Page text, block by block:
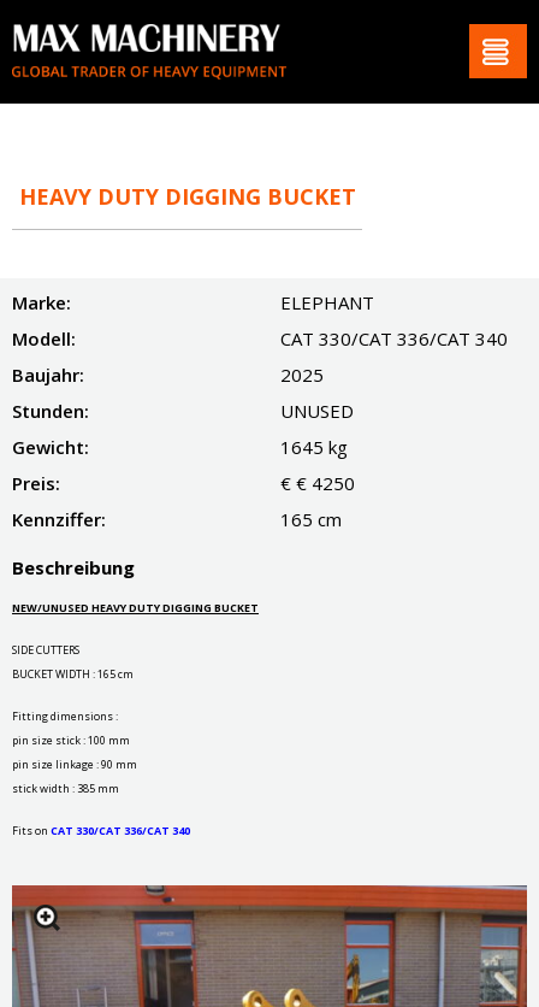
HEAVY DUTY DIGGING BUCKET
Marke:
ELEPHANT
Modell:
CAT 330/CAT 336/CAT 340
Baujahr:
2025
Stunden:
UNUSED
Gewicht:
1645 kg
Preis:
€ € 4250
Kennziffer:
165 cm
Beschreibung
NEW/UNUSED HEAVY DUTY DIGGING BUCKET
SIDE CUTTERS
BUCKET WIDTH : 165 cm
Fitting dimensions :
pin size stick : 100 mm
pin size linkage : 90 mm
stick width : 385 mm
Fits on CAT 330/CAT 336/CAT 340